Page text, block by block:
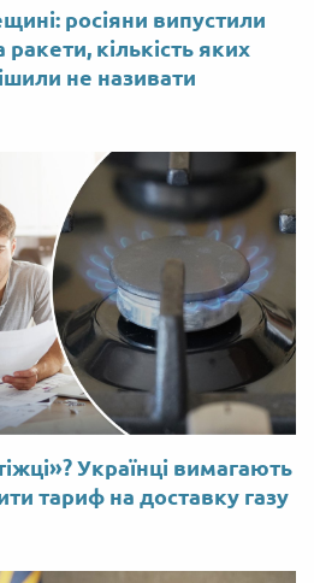
росіяни випустили
кількість яких
не називати
Українці вимагають
тариф на доставку газу